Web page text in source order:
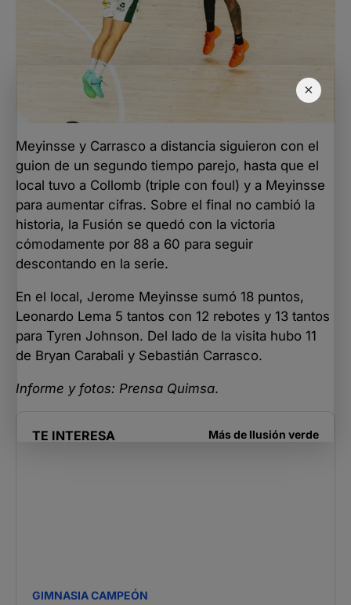
×
Meyinsse y Carrasco a distancia siguieron con el
guion de un segundo tiempo parejo, hasta que el
local tuvo a Collomb (triple con foul) y a Meyinsse
para aumentar cifras. Sobre el final no cambió la
historia, la Fusión se quedó con la victoria
cómodamente por 88 a 60 para seguir
descontando en la serie.
En el local, Jerome Meyinsse sumó 18 puntos,
Leonardo Lema 5 tantos con 12 rebotes y 13 tantos
para Tyren Johnson. Del lado de la visita hubo 11
de Bryan Carabali y Sebastián Carrasco.
Informe y fotos: Prensa Quimsa.
TE INTERESA Más de Ilusión verde
GIMNASIA CAMPEÓN